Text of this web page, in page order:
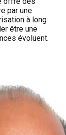
par une
à long
être une
évoluent.